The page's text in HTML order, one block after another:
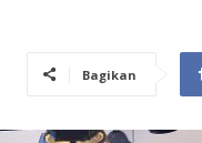
Bagikan